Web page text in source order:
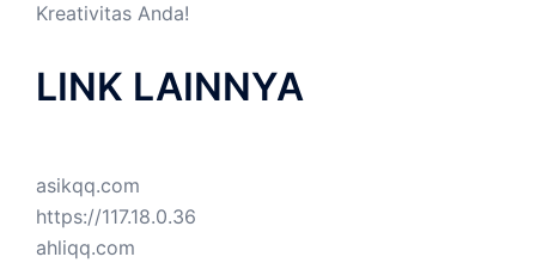
Kreativitas Anda!
LINK LAINNYA
asikqq.com
https://117.18.0.36
ahliqq.com